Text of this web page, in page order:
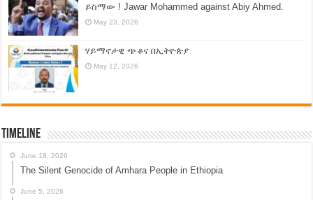
ይስማው ! Jawar Mohammed against Abiy Ahmed.
May 23, 2026
ሃይማኖታዊ ጭቆና በኢትዮጵያ
May 12, 2026
Timeline
June 18, 2026
The Silent Genocide of Amhara People in Ethiopia
June 5, 2026